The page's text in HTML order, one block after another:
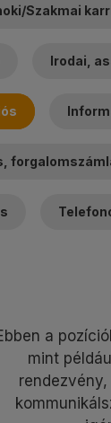
Szakmai
Irodai,
a
mint